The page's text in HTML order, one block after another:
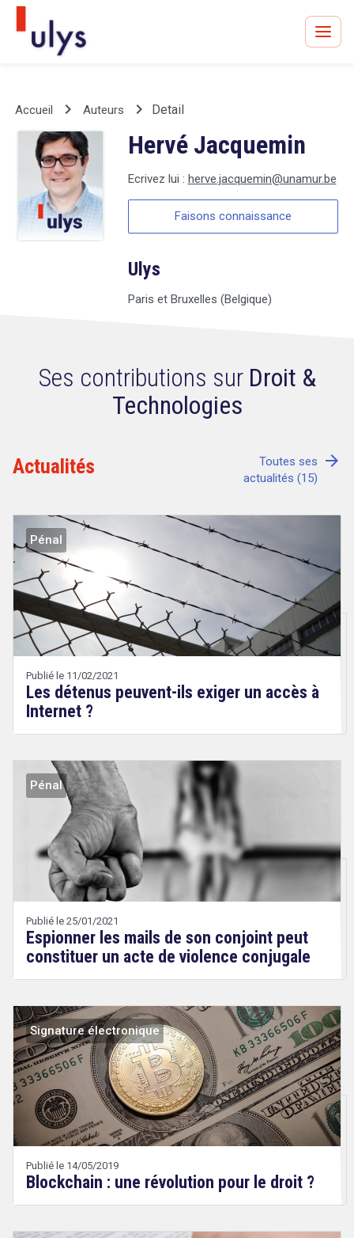
Avocats à Paris & Bruxelles
Leader en droit de l'innovation depuis 30 ans
Tout sur le droit de l'innovation
Accueil keyboard_arrow_right Auteurs keyboard_arrow_right Detail
Hervé Jacquemin
Ecrivez lui : herve.jacquemin@unamur.be
Faisons connaissance
Ulys
Paris et Bruxelles (Belgique)
Ses contributions sur Droit &
Technologies
Actualités
Toutes ses
actualités (15)
arrow_forward
Pénal
Publié le 11/02/2021
Les détenus peuvent-ils exiger un accès à
Internet ?
Droit
Technologies
Etienne
Pénal
Publié le 25/01/2021
Espionner les mails de son conjoint peut
constituer un acte de violence conjugale
Droit
Technologies
Etienne
Signature électronique
Publié le 14/05/2019
Blockchain : une révolution pour le droit ?